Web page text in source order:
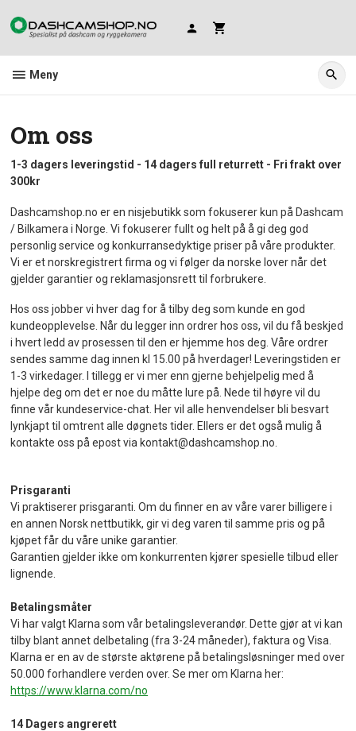
innholdet
Meny
Om oss
1-3 dagers leveringstid - 14 dagers full returrett - Fri frakt over
300kr
Dashcamshop.no er en nisjebutikk som fokuserer kun på Dashcam
/ Bilkamera i Norge. Vi fokuserer fullt og helt på å gi deg god
personlig service og konkurransedyktige priser på våre produkter.
Vi er et norskregistrert firma og vi følger da norske lover når det
gjelder garantier og reklamasjonsrett til forbrukere.
Hos oss jobber vi hver dag for å tilby deg som kunde en god
kundeopplevelse. Når du legger inn ordrer hos oss, vil du få beskjed
i hvert ledd av prosessen til den er hjemme hos deg. Våre ordrer
sendes samme dag innen kl 15.00 på hverdager! Leveringstiden er
1-3 virkedager. I tillegg er vi mer enn gjerne behjelpelig med å
hjelpe deg om det er noe du måtte lure på. Nede til høyre vil du
finne vår kundeservice-chat. Her vil alle henvendelser bli besvart
lynkjapt til omtrent alle døgnets tider. Ellers er det også mulig å
kontakte oss på epost via kontakt@dashcamshop.no.
Prisgaranti
Vi praktiserer prisgaranti. Om du finner en av våre varer billigere i
en annen Norsk nettbutikk, gir vi deg varen til samme pris og på
kjøpet får du våre unike garantier.
Garantien gjelder ikke om konkurrenten kjører spesielle tilbud eller
lignende.
Betalingsmåter
Vi har valgt Klarna som vår betalingsleverandør. Dette gjør at vi kan
tilby blant annet delbetaling (fra 3-24 måneder), faktura og Visa.
Klarna er en av de største aktørene på betalingsløsninger med over
50.000 forhandlere verden over. Se mer om Klarna her:
https://www.klarna.com/no
14 Dagers angrerett